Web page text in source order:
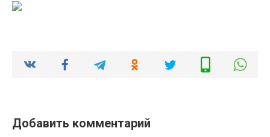
Добавить комментарий